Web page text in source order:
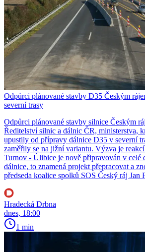
Odpůrci plánované stavby D35 Českým
severní trasy
Odpůrci plánované stavby silnice Českým
Ředitelství silnic a dálnic ČR, ministerstva,
upustily od přípravy dálnice D35 v severní
zaměřily se na jižní variantu. Výzva je
Turnov - Úlibice je nově připravován v celé
dálnice, to znamená projekt přepracovat a
předseda koalice spolků SOS Český ráj Jan
Hradecká Drbna
dnes, 18:00
1 min